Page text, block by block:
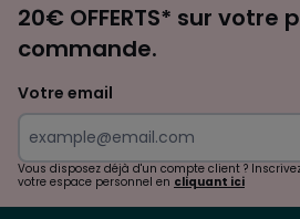
20€ OFFERTS* sur votre
commande.
Votre email
Vous disposez déjà d'un compte client ?
votre espace personnel en cliquant ici